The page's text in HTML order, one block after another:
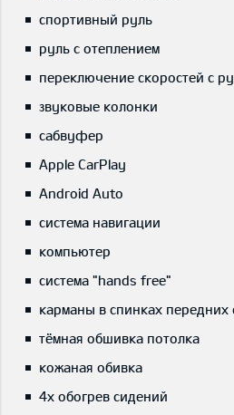
спортивный руль
руль с отеплением
переключение скоростей с
звуковые колонки
сабвуфер
Apple CarPlay
Android Auto
система навигации
компьютер
система "hands free"
карманы в спинках передних
тёмная обшивка потолка
кожаная обивка
4x обогрев сидений